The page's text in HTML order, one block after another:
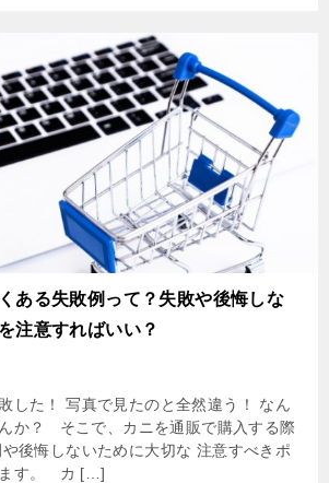
ある失敗例って？失敗や後悔しな
注意すればいい？
した！ 写真で見たのと全然違う！ なん
か？ そこで、カニを通販で購入する際
後悔しないために大切な 注意すべきポ
ます。 カ […]